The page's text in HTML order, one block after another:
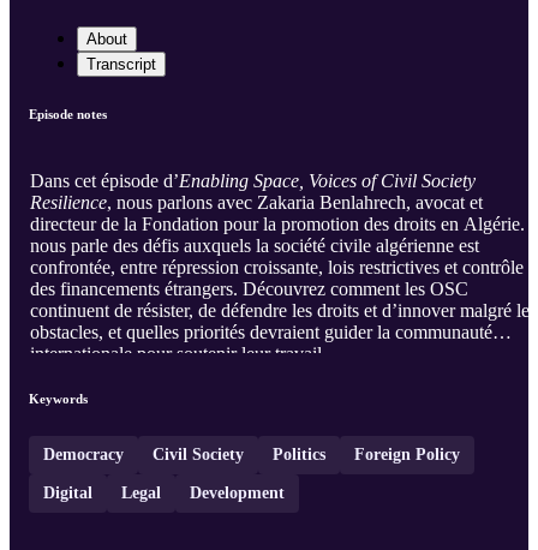
About
Transcript
Episode notes
Dans cet épisode d’Enabling Space, Voices of Civil Society
Resilience, nous parlons avec Zakaria Benlahrech, avocat et
directeur de la Fondation pour la promotion des droits en Algérie.
nous parle des défis auxquels la société civile algérienne est
confrontée, entre répression croissante, lois restrictives et contrôle
des financements étrangers. Découvrez comment les OSC
continuent de résister, de défendre les droits et d’innover malgré les
obstacles, et quelles priorités devraient guider la communauté
internationale pour soutenir leur travail.
Keywords
Democracy Civil Society Politics Foreign Policy
Digital Legal Development